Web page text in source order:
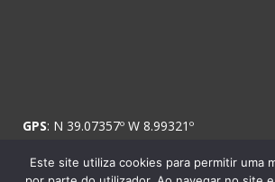
GPS: N 39.07357º W 8.99321º
Este site utiliza cookies para permitir uma